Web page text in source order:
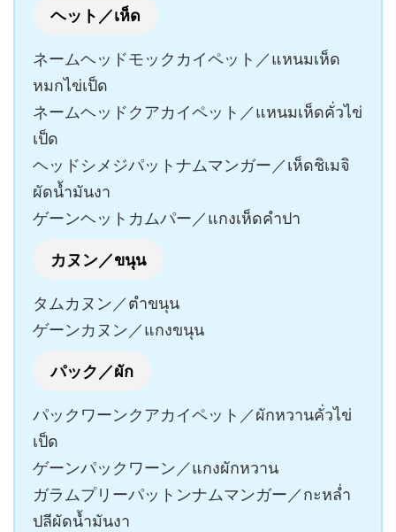
ヘット／เห็ด
ネームヘッドモックカイペット／แหนมเห็ด
หมกไข่เป็ด
ネームヘッドクアカイペット／แหนมเห็ดคั่วไข่
เป็ด
ヘッドシメジパットナムマンガー／เห็ดชิเมจิ
ผัดน้ำมันงา
ゲーンヘットカムパー／แกงเห็ดคำปา
カヌン／ขนุน
タムカヌン／ตำขนุน
ゲーンカヌン／แกงขนุน
パック／ผัก
パックワーンクアカイペット／ผักหวานคั่วไข่
เป็ด
ゲーンパックワーン／แกงผักหวาน
ガラムプリーパットンナムマンガー／กะหล่ำ
ปลีผัดน้ำมันงา